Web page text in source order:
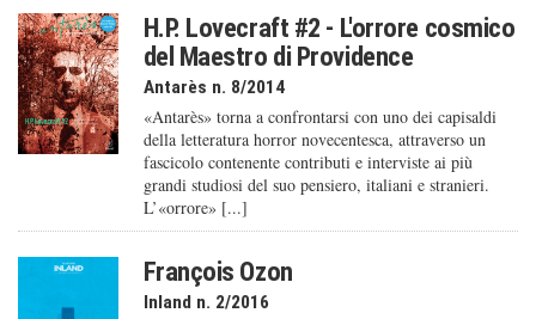
H.P. Lovecraft #2 - L'orrore cosmico
del Maestro di Providence
Antarès n. 8/2014
«Antarès» torna a confrontarsi con uno dei capisaldi
della letteratura horror novecentesca, attraverso un
fascicolo contenente contributi e interviste ai più
grandi studiosi del suo pensiero, italiani e stranieri.
L’«orrore» [...]
François Ozon
Inland n. 2/2016